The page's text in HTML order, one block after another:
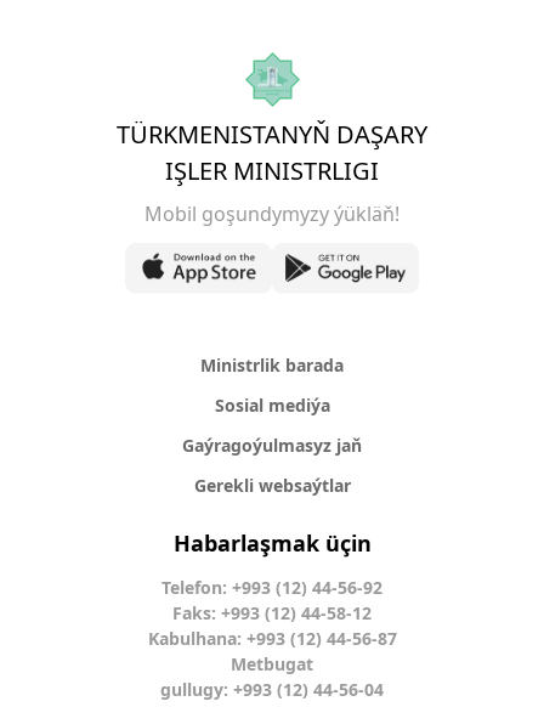
TÜRKMENISTANYŇ DAŞARY
IŞLER MINISTRLIGI
Mobil goşundymyzy ýükläň!
Ministrlik barada
Sosial mediýa
Gaýragoýulmasyz jaň
Gerekli websaýtlar
Habarlaşmak üçin
Telefon: +993 (12) 44-56-92
Faks: +993 (12) 44-58-12
Kabulhana: +993 (12) 44-56-87
Metbugat
gullugy: +993 (12) 44-56-04